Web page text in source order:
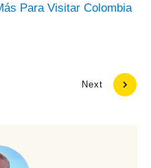
Para Visitar Colombia
Next